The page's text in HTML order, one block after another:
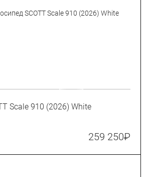
Scale 910 (2026) White
259 250₽